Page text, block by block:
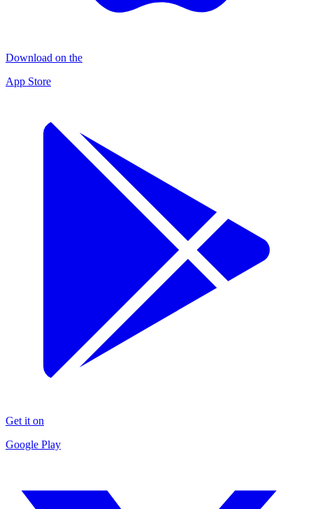
Download on the
App Store
Get it on
Google Play